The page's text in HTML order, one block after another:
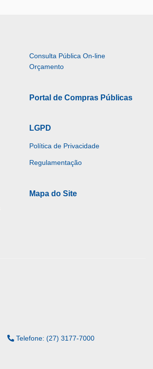
Consulta Pública On-line
Orçamento
Portal de Compras Públicas
LGPD
Política de Privacidade
Regulamentação
Mapa do Site
Telefone: (27) 3177-7000